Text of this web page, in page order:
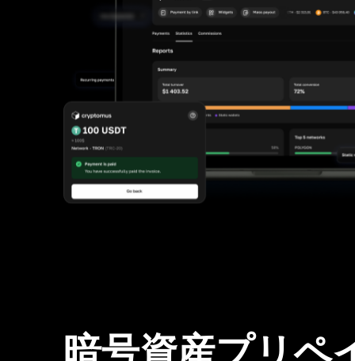
暗号資産プリペ